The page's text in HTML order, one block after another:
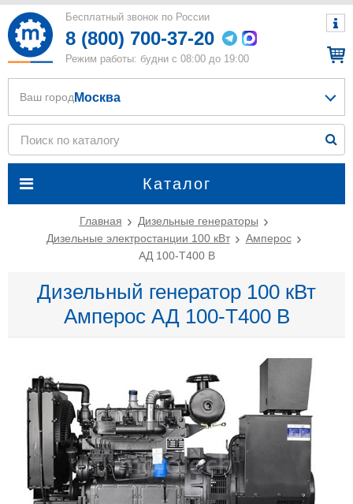
Бесплатный звонок по России
8 (800) 700-37-20
Режим работы: будни с 08:00 до 19:00
Каталог
Ваш город Москва
Главная
Дизельные генераторы
Дизельные электростанции 100 кВт
Амперос
АД 100-Т400 B
Дизельный генератор 100 кВт
Амперос АД 100-Т400 B